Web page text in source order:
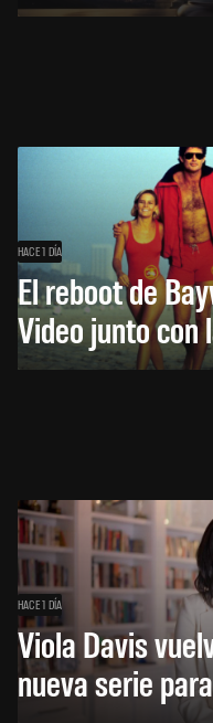
HACE 1 DÍA
El reboot de
Video junto con
HACE 1 DÍA
Viola Davis
nueva serie